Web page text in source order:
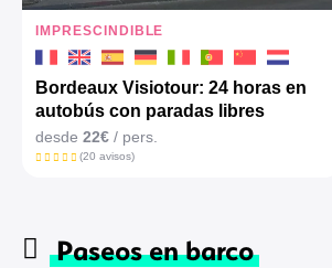
IMPRESCINDIBLE
Bordeaux Visiotour: 24 horas en
autobús con paradas libres
desde 22€ / pers.
(20 avisos)
Paseos en barco